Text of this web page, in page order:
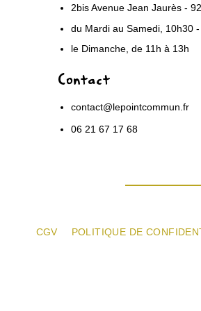
2bis Avenue Jean Jaurès -
du Mardi au Samedi, 10h30
le Dimanche, de 11h à 13h
Contact
contact@lepointcommun.fr
06 21 67 17 68
CGV POLITIQUE DE